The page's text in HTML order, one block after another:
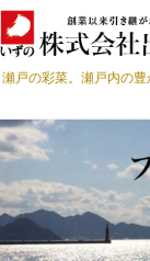
瀬戸の彩菜。瀬戸内の